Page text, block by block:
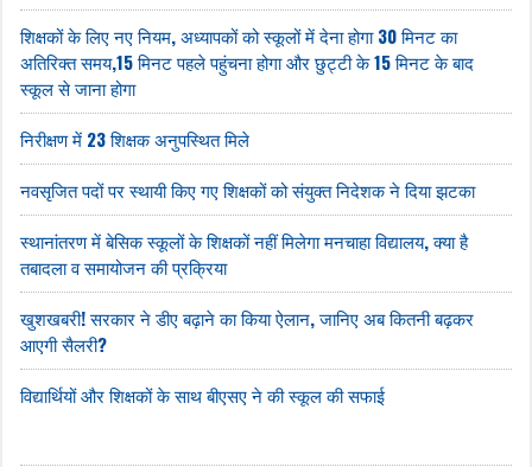
शिक्षकों के लिए नए नियम, अध्यापकों को स्कूलों में देना होगा 30 मिनट का
अतिरिक्त समय,15 मिनट पहले पहुंचना होगा और छुट्टी के 15 मिनट के बाद
स्कूल से जाना होगा
निरीक्षण में 23 शिक्षक अनुपस्थित मिले
नवसृजित पदों पर स्थायी किए गए शिक्षकों को संयुक्त निदेशक ने दिया झटका
स्थानांतरण में बेसिक स्‍कूलों के शिक्षकों नहीं मिलेगा मनचाहा विद्यालय, क्‍या है
तबादला व समायोजन की प्रक्रिया
खुशखबरी! सरकार ने डीए बढ़ाने का क‍िया ऐलान, जानिए अब कितनी बढ़कर
आएगी सैलरी?
विद्यार्थियों और शिक्षकों के साथ बीएसए ने की स्कूल की सफाई